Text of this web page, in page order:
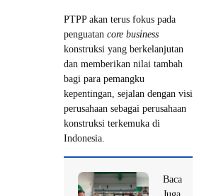
PTPP akan terus fokus pada
penguatan core business
konstruksi yang berkelanjutan
dan memberikan nilai tambah
bagi para pemangku
kepentingan, sejalan dengan visi
perusahaan sebagai perusahaan
konstruksi terkemuka di
Indonesia.
Baca
Juga